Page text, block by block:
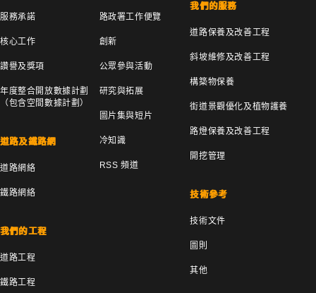
服務承諾
核心工作
讚譽及獎項
年度整合開放數據計劃
（包含空間數據計劃）
道路及鐵路網
道路網絡
鐵路網絡
我們的工程
道路工程
鐵路工程
路政署工作便覽
創新
公眾參與活動
研究與拓展
圖片集與短片
冷知識
RSS 頻道
我們的服務
道路保養及改善工程
斜坡維修及改善工程
構築物保養
街道景觀優化及植物護養
路燈保養及改善工程
開挖管理
技術參考
技術文件
圖則
其他